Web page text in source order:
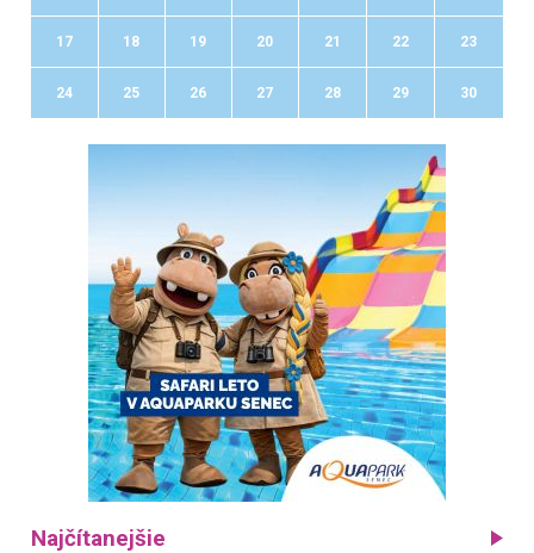
17 18 19 20 21 22 23
24 25 26 27 28 29 30
Najčítanejšie